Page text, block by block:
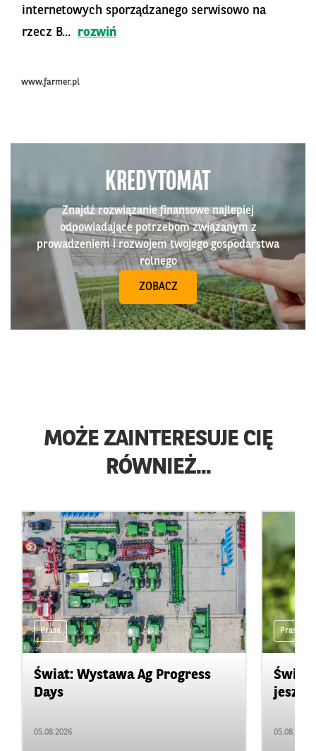
internetowych sporządzanego serwisowo na
rzecz B...
rozwiń
www.farmer.pl
KREDYTOMAT
Znajdź rozwiązanie finansowe najlepiej
odpowiadające potrzebom związanym z
prowadzeniem i rozwojem twojego gospodarstwa
rolnego
ZOBACZ
MOŻE ZAINTERESUJE CIĘ
RÓWNIEŻ...
Prasa
Świat: Wystawa Ag Progress
Days
05.08.2026
Prasa
Świat:
05.08.2026